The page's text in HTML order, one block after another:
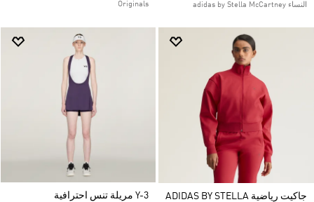
النساء adidas by Stella McCartney Originals
جاكيت رياضية ADIDAS BY STELLA
Y-3 مريلة تنس احترافية